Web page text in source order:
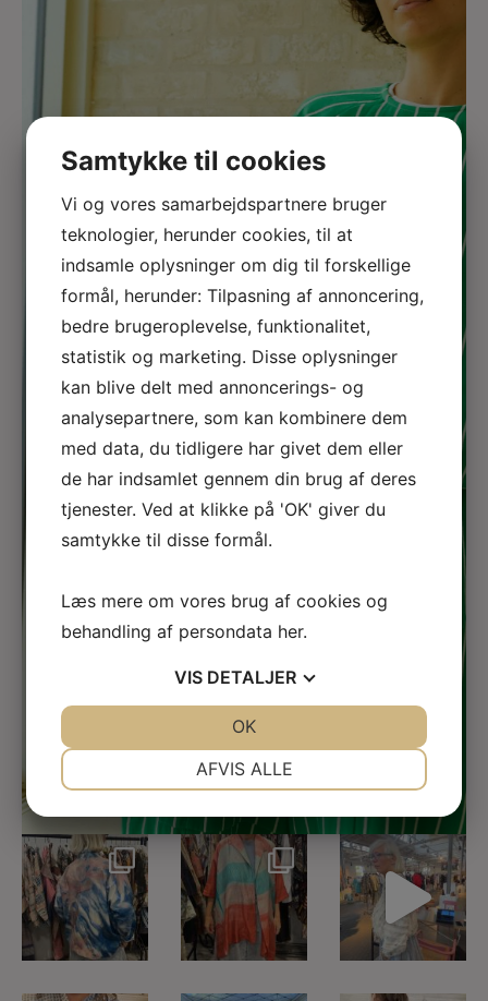
FØLG DONN YA DOLL PÅ
INSTAGRAM
Anne & Tine i
modeugen -
fineste sager der ...
15 3
Vi har opdaget
Nye fine Brands til
DYD - her som...
17 2
Det er Modeuge -
lige startet ud
...
35 2
Samtykke til cookies
Vi og vores samarbejdspartnere bruger
teknologier, herunder cookies, til at
indsamle oplysninger om dig til forskellige
formål, herunder: Tilpasning af annoncering,
bedre brugeroplevelse, funktionalitet,
statistik og marketing. Disse oplysninger
kan blive delt med annoncerings- og
analysepartnere, som kan kombinere dem
med data, du tidligere har givet dem eller
de har indsamlet gennem din brug af deres
tjenester. Ved at klikke på 'OK' giver du
samtykke til disse formål.
Læs mere om vores brug af cookies og
behandling af persondata her.
VIS DETALJER
MARKETING STATISTIK
AFVIS ALLE
OK